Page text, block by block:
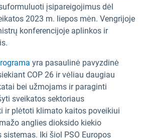
įsipareigojimus dėl
2023 m. liepos mėn. Vengrijoje
konferencijoje aplinkos ir
yra pasaulinė pavyzdinė
COP 26 ir vėliau daugiau
bei užmojams ir paraginti
sveikatos sektoriaus
ir plėtoti klimato kaitos poveikiui
anglies dioksido kiekio
Iki šiol PSO Europos